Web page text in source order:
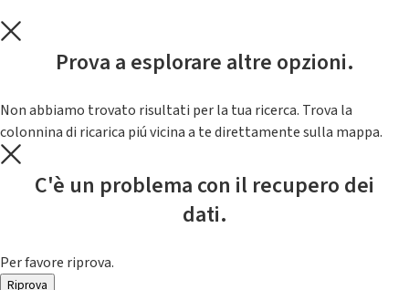
Prova a esplorare altre opzioni.
Non abbiamo trovato risultati per la tua ricerca. Trova la
colonnina di ricarica piú vicina a te direttamente sulla mappa.
C'è un problema con il recupero dei
dati.
Per favore riprova.
Riprova